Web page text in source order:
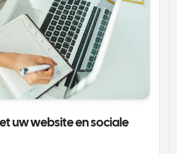
uw website en sociale